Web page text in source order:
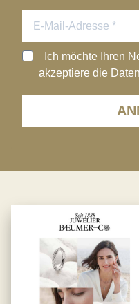
Ich möchte Ihren
akzeptiere die